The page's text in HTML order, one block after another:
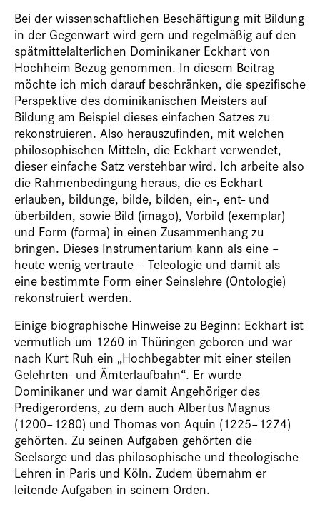
Bei der wissenschaftlichen Beschäftigung mit Bildung
in der Gegenwart wird gern und regelmäßig auf den
spätmittelalterlichen Dominikaner Eckhart von
Hochheim Bezug genommen. In diesem Beitrag
möchte ich mich darauf beschränken, die spezifische
Perspektive des dominikanischen Meisters auf
Bildung am Beispiel dieses einfachen Satzes zu
rekonstruieren. Also herauszufinden, mit welchen
philosophischen Mitteln, die Eckhart verwendet,
dieser einfache Satz verstehbar wird. Ich arbeite also
die Rahmenbedingung heraus, die es Eckhart
erlauben, bildunge, bilde, bilden, ein-, ent- und
überbilden, sowie Bild (imago), Vorbild (exemplar)
und Form (forma) in einen Zusammenhang zu
bringen. Dieses Instrumentarium kann als eine –
heute wenig vertraute – Teleologie und damit als
eine bestimmte Form einer Seinslehre (Ontologie)
rekonstruiert werden.
Einige biographische Hinweise zu Beginn: Eckhart ist
vermutlich um 1260 in Thüringen geboren und war
nach Kurt Ruh ein „Hochbegabter mit einer steilen
Gelehrten- und Ämterlaufbahn“. Er wurde
Dominikaner und war damit Angehöriger des
Predigerordens, zu dem auch Albertus Magnus
(1200–1280) und Thomas von Aquin (1225–1274)
gehörten. Zu seinen Aufgaben gehörten die
Seelsorge und das philosophische und theologische
Lehren in Paris und Köln. Zudem übernahm er
leitende Aufgaben in seinem Orden.